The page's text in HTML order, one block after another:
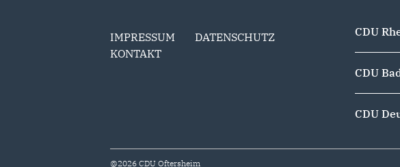
IMPRESSUM
DATENSCHUTZ
KONTAKT
CDU
CDU
CDU
@2026 CDU Oftersheim